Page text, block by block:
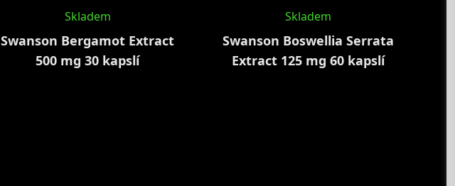
Swanson Bergamot Extract
500 mg 30 kapslí
Skladem
Swanson Boswellia Serrata
Extract 125 mg 60 kapslí
Skladem